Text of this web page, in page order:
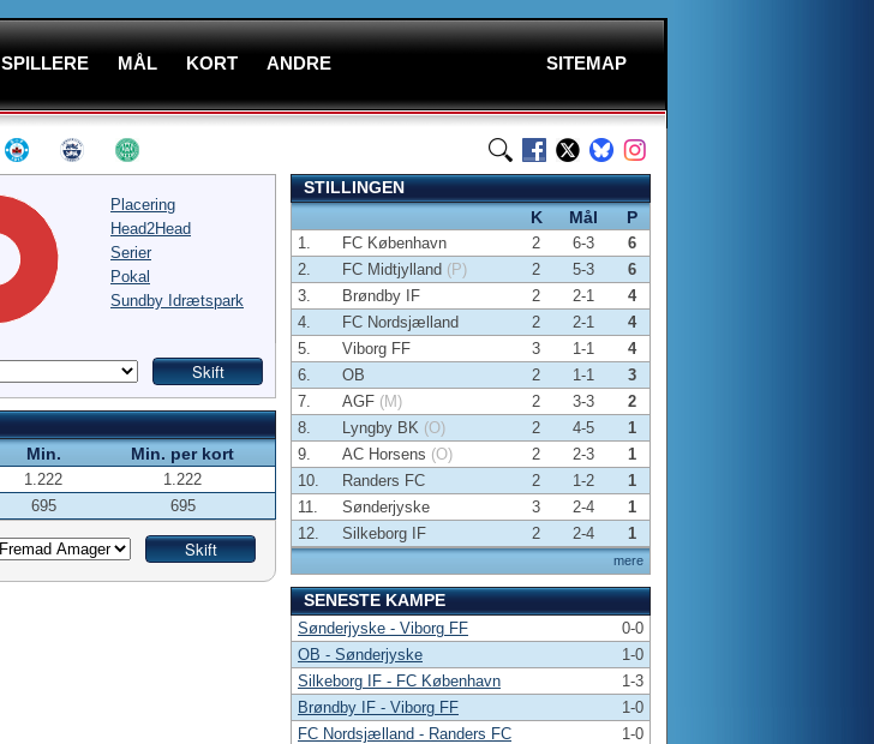
SPILLERE MÅL KORT ANDRE SITEMAP
Placering
Head2Head
Serier
Pokal
Sundby Idrætspark
Min. Min. per kort
1.222
1.222
695 695
STILLINGEN
K
Mål P
mere
1. FC København 2 6-3
6
2.
FC Midtjylland (P) 2 5-3
6
3.
Brøndby IF 2 2-1
4
4.
FC Nordsjælland 2 2-1
4
5.
Viborg FF 3 1-1
4
6.
OB 2 1-1
3
7.
AGF (M) 2 3-3
2
8.
Lyngby BK (O) 2 4-5
1
9.
AC Horsens (O) 2 2-3
1
10.
Randers FC 2 1-2
1
11.
Sønderjyske 3 2-4
1
12.
Silkeborg IF 2 2-4 1
SENESTE KAMPE
Sønderjyske - Viborg FF
0-0
OB - Sønderjyske
1-0
Silkeborg IF - FC København
1-3
Brøndby IF - Viborg FF
1-0
FC Nordsjælland - Randers FC
1-0